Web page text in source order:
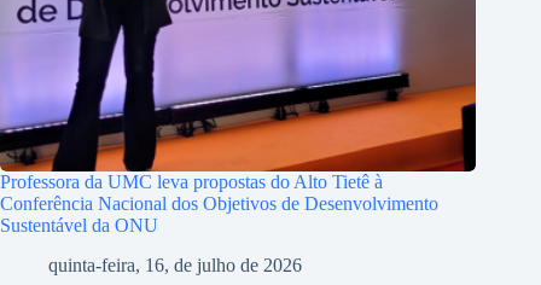
Professora da UMC leva propostas do Alto Tietê à
Conferência Nacional dos Objetivos de Desenvolvimento
Sustentável da ONU
quinta-feira, 16, de julho de 2026